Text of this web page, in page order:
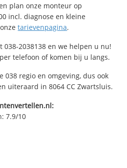
plan onze monteur op
incl. diagnose en kleine
tarievenpagina.
038-2038138 en we helpen u nu!
telefoon of komen bij u langs.
038 regio en omgeving, dus ook
uiteraard in 8064 CC Zwartsluis.
7.9/10